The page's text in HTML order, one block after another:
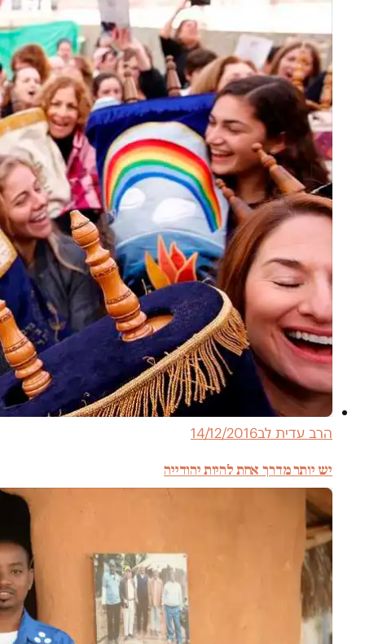
הרב עדית לב14/12/2016
יש יותר מדרך אחת להיות יהודייה